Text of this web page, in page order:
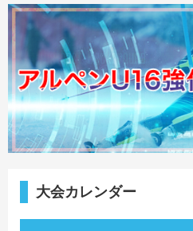
大会カレンダー